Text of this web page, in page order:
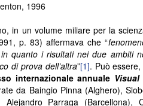
1996
in un volume miliare per la
p. 83) affermava che “
quanto i risultati nei due ambiti
di prova dell’altra”[1]. Può
internazionale annuale
da Baingio Pinna (Alghero),
Alejandro Parraga (Barcellona),